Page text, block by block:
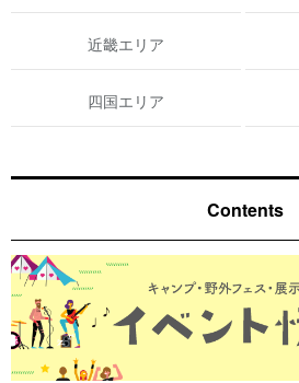
近畿エリア
四国エリア
Contents